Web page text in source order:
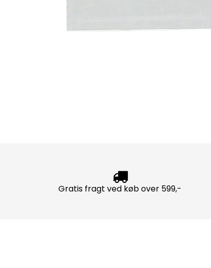
Gratis fragt ved køb over 599,-